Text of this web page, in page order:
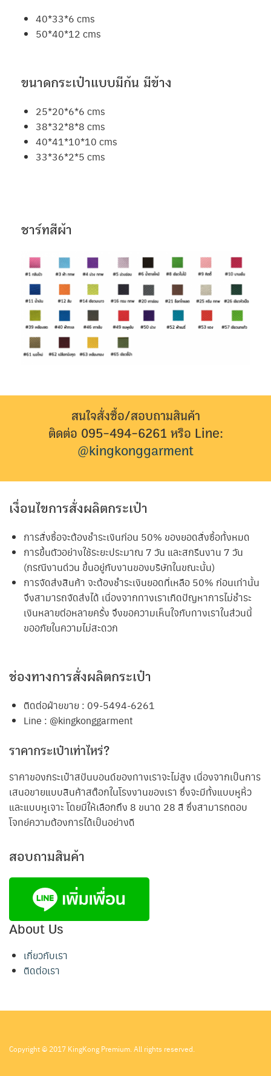
40*33*6 cms
50*40*12 cms
ขนาดกระเป๋าแบบมีก้น มีข้าง
25*20*6*6 cms
38*32*8*8 cms
40*41*10*10 cms
33*36*2*5 cms
ชาร์ทสีผ้า
สนใจสั่งซื้อ/สอบถามสินค้า
ติดต่อ 095-494-6261 หรือ Line:
@kingkonggarment
เงื่อนไขการสั่งผลิตกระเป๋า
การสั่งซื้อจะต้องชำระเงินก่อน 50% ของยอดสั่งซื้อทั้งหมด
การขึ้นตัวอย่างใช้ระยะประมาณ 7 วัน และสกรีนงาน 7 วัน
(กรณีงานด่วน ขึ้นอยู่กับงานของบริษัทในขณะนั้น)
การจัดส่งสินค้า จะต้องชำระเงินยอดที่เหลือ 50% ก่อนเท่านั้น
จึงสามารถจัดส่งได้ เนื่องจากทางเราเกิดปัญหาการไม่ชำระ
เงินหลายต่อหลายครั้ง จึงขอความเห็นใจกับทางเราในส่วนนี้
ขออภัยในความไม่สะดวก
ช่องทางการสั่งผลิตกระเป๋า
ติดต่อฝ่ายขาย : 09-5494-6261
Line : @kingkonggarment
ราคากระเป๋าเท่าไหร่?
ราคาของกระเป๋าสปันบอนด์ของทางเราจะไม่สูง เนื่องจากเป็นการ
เสนอขายแบบสินค้าสต๊อกในโรงงานของเรา ซึ่งจะมีทั้งแบบหูหิ้ว
และแบบหูเจาะ โดยมีให้เลือกถึง 8 ขนาด 28 สี ซึ่งสามารถตอบ
โจทย์ความต้องการได้เป็นอย่างดี
สอบถามสินค้า
About Us
เกี่ยวกับเรา
ติดต่อเรา
Copyright © 2017 KingKong Premium. All rights reserved.